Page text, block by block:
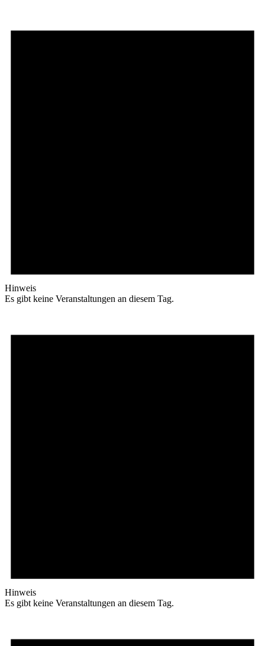
Hinweis
Es gibt keine Veranstaltungen an diesem Tag.
Hinweis
Es gibt keine Veranstaltungen an diesem Tag.